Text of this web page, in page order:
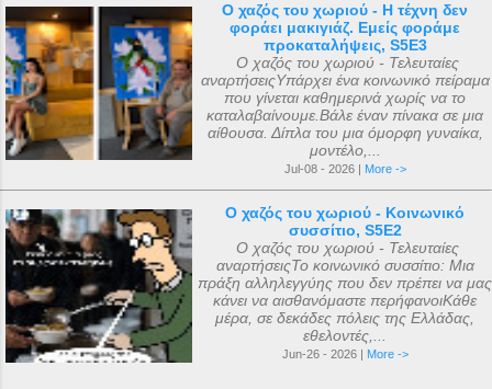
Ο χαζός του χωριού - Η τέχνη δεν
φοράει μακιγιάζ. Εμείς φοράμε
προκαταλήψεις, S5E3
Ο χαζός του χωριού - Τελευταίες
αναρτήσειςΥπάρχει ένα κοινωνικό πείραμα
που γίνεται καθημερινά χωρίς να το
καταλαβαίνουμε.Βάλε έναν πίνακα σε μια
αίθουσα. Δίπλα του μια όμορφη γυναίκα,
μοντέλο,...
Jul-08 - 2026 | More ->
Ο χαζός του χωριού - Κοινωνικό
συσσίτιο, S5E2
Ο χαζός του χωριού - Τελευταίες
αναρτήσειςΤο κοινωνικό συσσίτιο: Μια
πράξη αλληλεγγύης που δεν πρέπει να μας
κάνει να αισθανόμαστε περήφανοιΚάθε
μέρα, σε δεκάδες πόλεις της Ελλάδας,
εθελοντές,...
Jun-26 - 2026 | More ->